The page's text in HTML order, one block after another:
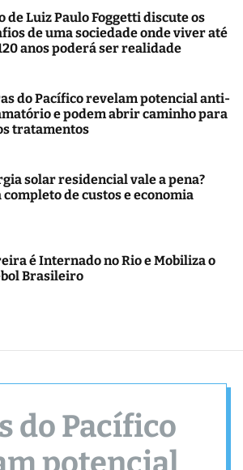
ff
l
e
u t
c
h
o
r
e
c
de Luiz Paulo Foggetti discute os
de uma sociedade onde viver até
anos poderá ser realidade
do Pacífico revelam potencial anti-
e podem abrir caminho para
tratamentos
solar residencial vale a pena?
completo de custos e economia
é Internado no Rio e Mobiliza o
Brasileiro
do Pacífico